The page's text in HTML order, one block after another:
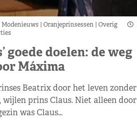
Modenieuws Oranjeprinsessen Overig
goede doelen: de weg
Máxima
Beatrix door het leven zonder
wijlen prins Claus. Niet alleen door
was Claus…